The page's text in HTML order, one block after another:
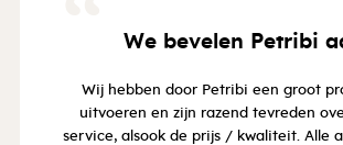
We bevelen Petribi
Wij hebben door Petribi een groot
uitvoeren en zijn razend tevreden
service, alsook de prijs / kwaliteit. Alle